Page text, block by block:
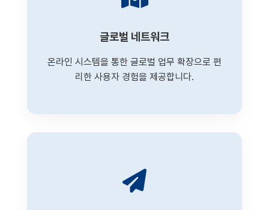
글로벌 네트워크
온라인 시스템을 통한 글로벌 업무 확장으로 편
리한 사용자 경험을 제공합니다.